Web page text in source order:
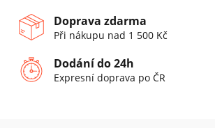
Doprava zdarma
Při nákupu nad 1 500 Kč
Dodání do 24h
Expresní doprava po ČR